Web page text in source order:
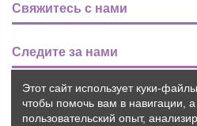
Свяжитесь с нами
Следите за нами
Новости
Этот сайт использует куки-
чтобы помочь вам в навигации,
пользовательский опыт,